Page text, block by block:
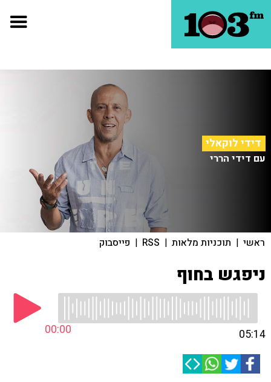
דידי לוקאלי
עם דידי הררי
ראשי | תוכניות מלאות |
RSS
| פייסבוק
ניפגש בחוף
00:00 05:14